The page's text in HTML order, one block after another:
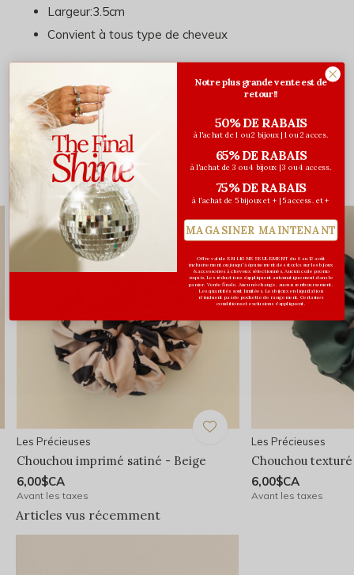
Largeur:3.5cm
Convient à tous type de cheveux
Évaluations
/ 5
Vous pourriez aussi aimer...
Les Précieuses
Chouchou imprimé satiné - Beige
6,00$CA
Avant les taxes
Les Précieuses
Chouchou
6,00$CA
Avant les taxes
Articles vus récemment
Notre plus grande vente est de
retour!!
50% DE RABAIS
à l'achat de 1 ou 2 bijoux | 1 ou 2 acces.
65% DE RABAIS
à l'achat de 3 ou 4 bijoux | 3 ou 4 access.
75% DE RABAIS
à l'achat de 5 bijoux et + | 5 access. et +
MAGASINER MAINTENANT
Offre valide EN LIGNE SEULEMENT du 6 au 12 août
inclusivement ou jusqu'à épuisement des stocks sur les bijoux
& accessoires à cheveux sélectionnés. Aucun code promo
requis. Les réductions s’appliquent automatiquement dans le
panier. Vente finale. Aucun échange, aucun remboursement.
Les quantités sont limitées. Les bijoux en liquidation
n'incluent pas de pochette de rangement. Certaines
conditions et exclusions s'appliquent.